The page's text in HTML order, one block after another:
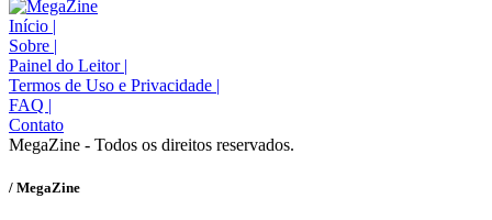
Início |
Sobre |
Painel do Leitor |
Termos de Uso e Privacidade |
FAQ |
Contato
MegaZine - Todos os direitos reservados.
/ MegaZine